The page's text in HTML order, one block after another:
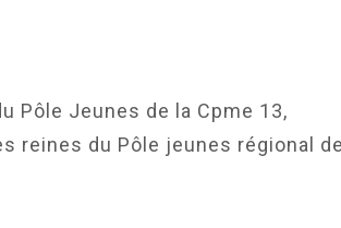
Pôle Jeunes de la Cpme 13,
reines du Pôle jeunes régional